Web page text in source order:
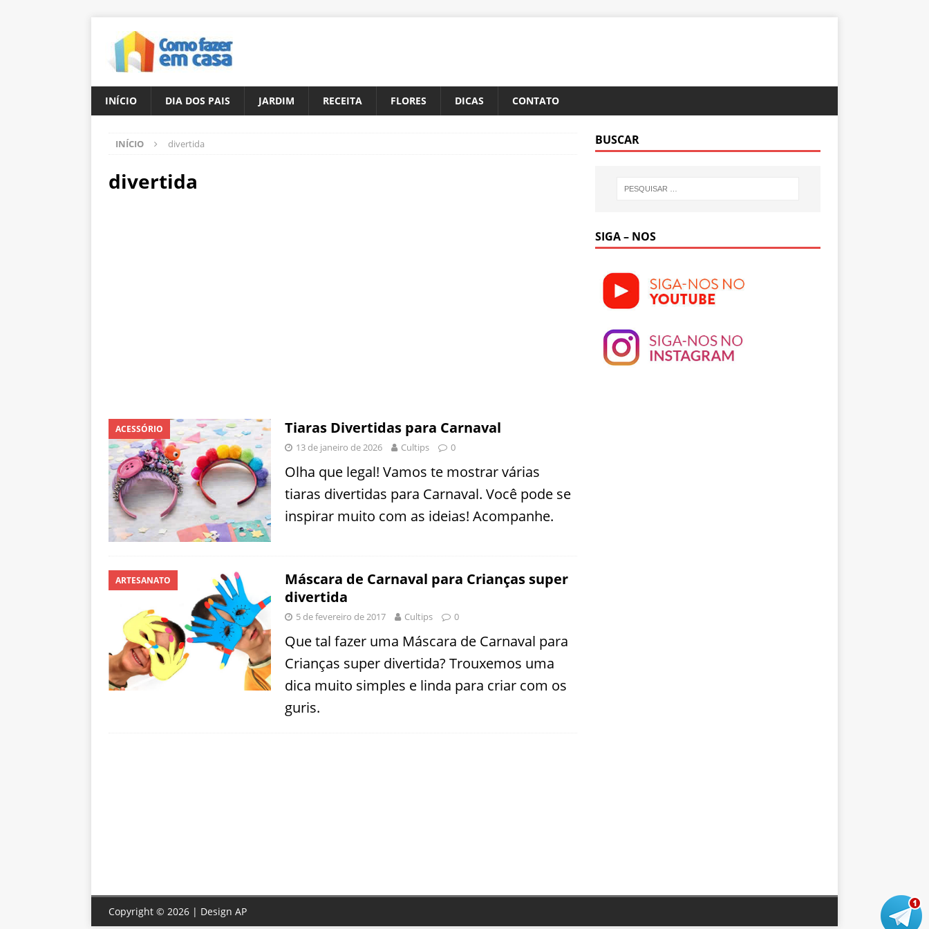
INÍCIO DIA DOS PAIS JARDIM RECEITA FLORES DICAS CONTATO
INÍCIO divertida
divertida
ACESSÓRIO Tiaras Divertidas para Carnaval
13 de janeiro de 2026 Cultips 0
Olha que legal! Vamos te mostrar várias
tiaras divertidas para Carnaval. Você pode se
inspirar muito com as ideias! Acompanhe.
ARTESANATO
Máscara de Carnaval para Crianças super
divertida
5 de fevereiro de 2017 Cultips 0
Que tal fazer uma Máscara de Carnaval para
Crianças super divertida? Trouxemos uma
dica muito simples e linda para criar com os
guris.
BUSCAR
SIGA – NOS
Copyright © 2026 | Design AP